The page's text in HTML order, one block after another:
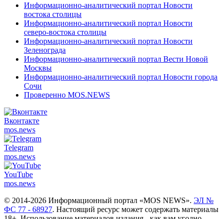
Информационно-аналитический портал Новости
востока столицы
Информационно-аналитический портал Новости
северо-востока столицы
Информационно-аналитический портал Новости
Зеленограда
Информационно-аналитический портал Вести Новой
Москвы
Информационно-аналитический портал Новости города
Сочи
Проверенно MOS.NEWS
Вконтакте
mos.news
Telegram
mos.news
YouTube
mos.news
© 2014-2026 Информационный портал «MOS NEWS». ЭЛ №
ФС 77 - 68927. Настоящий ресурс может содержать материалы